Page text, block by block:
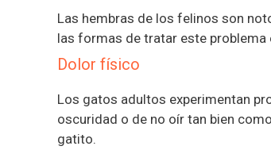
Las hembras de los felinos son
las formas de tratar este
Dolor físico
Los gatos adultos experimentan
oscuridad o de no oír tan bien
gatito.